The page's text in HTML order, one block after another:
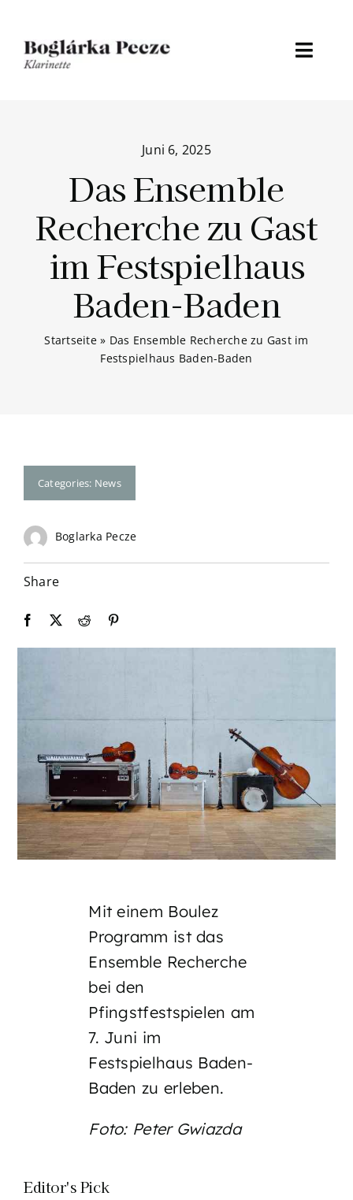
springen
Discografie
Medien
Termine
Juni 6, 2025
Das Ensemble
Recherche zu Gast
im Festspielhaus
Baden-Baden
Startseite» Das Ensemble Recherche zu Gast im
Festspielhaus Baden-Baden
Categories: News
Boglarka Pecze
Share
Mit einem Boulez
Programm ist das
Ensemble Recherche
bei den
Pfingstfestspielen am
7. Juni im
Festspielhaus Baden-
Baden zu erleben.
Foto: Peter Gwiazda
Editor's Pick